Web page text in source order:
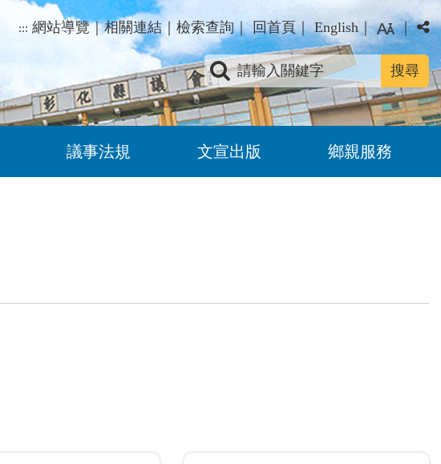
::: 網站導覽｜相關連結 ｜ 檢索查詢｜回首頁｜English ｜ ｜
關鍵字查詢
議事法規 文宣出版 鄉親服務